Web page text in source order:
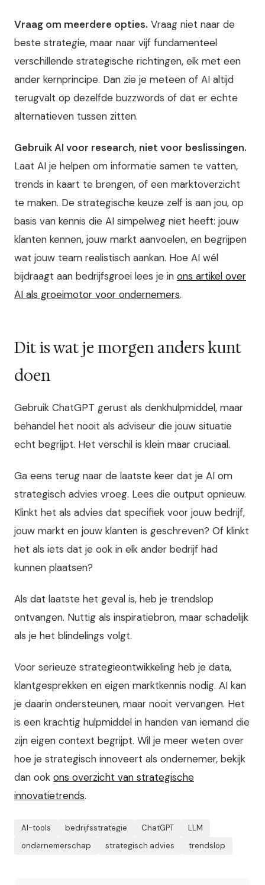
Vraag om meerdere opties. Vraag niet naar de
beste strategie, maar naar vijf fundamenteel
verschillende strategische richtingen, elk met een
ander kernprincipe. Dan zie je meteen of AI altijd
terugvalt op dezelfde buzzwords of dat er echte
alternatieven tussen zitten.
Gebruik AI voor research, niet voor beslissingen.
Laat AI je helpen om informatie samen te vatten,
trends in kaart te brengen, of een marktoverzicht
te maken. De strategische keuze zelf is aan jou, op
basis van kennis die AI simpelweg niet heeft: jouw
klanten kennen, jouw markt aanvoelen, en begrijpen
wat jouw team realistisch aankan. Hoe AI wél
bijdraagt aan bedrijfsgroei lees je in ons artikel over
AI als groeimotor voor ondernemers.
Dit is wat je morgen anders kunt
doen
Gebruik ChatGPT gerust als denkhulpmiddel, maar
behandel het nooit als adviseur die jouw situatie
echt begrijpt. Het verschil is klein maar cruciaal.
Ga eens terug naar de laatste keer dat je AI om
strategisch advies vroeg. Lees die output opnieuw.
Klinkt het als advies dat specifiek voor jouw bedrijf,
jouw markt en jouw klanten is geschreven? Of klinkt
het als iets dat je ook in elk ander bedrijf had
kunnen plaatsen?
Als dat laatste het geval is, heb je trendslop
ontvangen. Nuttig als inspiratiebron, maar schadelijk
als je het blindelings volgt.
Voor serieuze strategieontwikkeling heb je data,
klantgesprekken en eigen marktkennis nodig. AI kan
je daarin ondersteunen, maar nooit vervangen. Het
is een krachtig hulpmiddel in handen van iemand die
zijn eigen context begrijpt. Wil je meer weten over
hoe je strategisch innoveert als ondernemer, bekijk
dan ook ons overzicht van strategische
innovatietrends.
AI-tools bedrijfsstrategie ChatGPT
LLM
ondernemerschap
strategisch advies trendslop